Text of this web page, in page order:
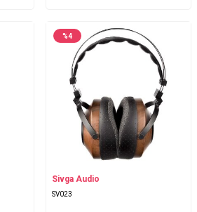
%4
Sivga Audio
SV023